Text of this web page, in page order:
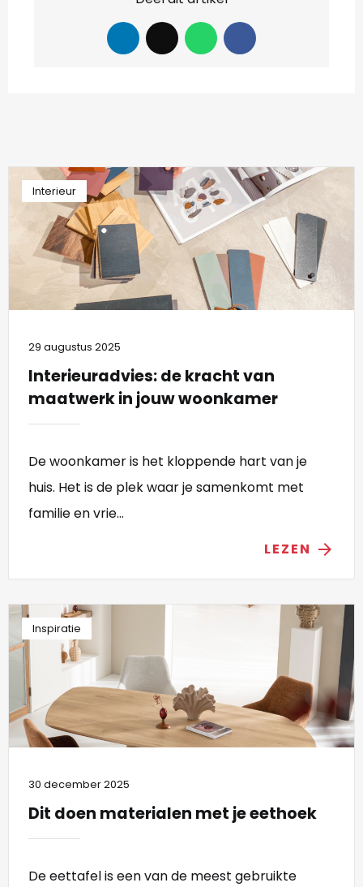
Interieur
29 augustus 2025
Interieuradvies: de kracht van
maatwerk in jouw woonkamer
De woonkamer is het kloppende hart van je
huis. Het is de plek waar je samenkomt met
familie en vrie...
LEZEN arrow_forward
Inspiratie
30 december 2025
Dit doen materialen met je eethoek
De eettafel is een van de meest gebruikte